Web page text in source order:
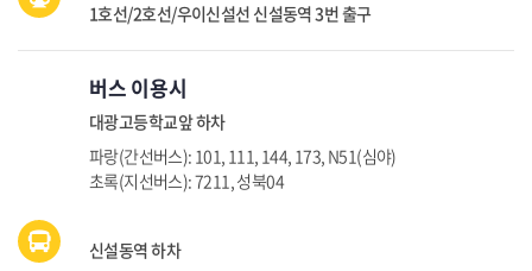
1호선/2호선/우이신설선 신설동역 3번 출구
버스 이용시
대광고등학교앞 하차
파랑(간선버스): 101, 111, 144, 173, N51(심야)
초록(지선버스): 7211, 성북04
신설동역 하차